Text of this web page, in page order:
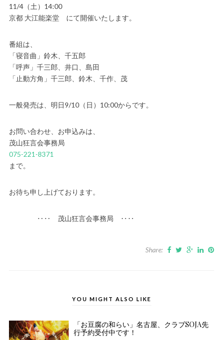
11/4（土）14:00
京都 大江能楽堂 にて開催いたします。
番組は、
「寝音曲」鈴木、千五郎
「呼声」千三郎、井口、島田
「止動方角」千三郎、鈴木、千作、茂
一般発売は、明日9/10（日）10:00からです。
お問い合わせ、お申込みは、
茂山狂言会事務局
075-221-8371
まで。
お待ち申し上げております。
‥‥ 茂山狂言会事務局 ‥‥
Share:
YOU MIGHT ALSO LIKE
「お豆腐の和らい」名古屋、クラブSOJA先
行予約受付中です！